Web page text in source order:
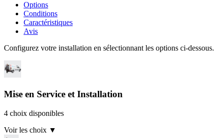
Options
Conditions
Caractéristiques
Avis
Configurez votre installation en sélectionnant les options ci-dessous.
Mise en Service et Installation
4 choix disponibles
Voir les choix ▼